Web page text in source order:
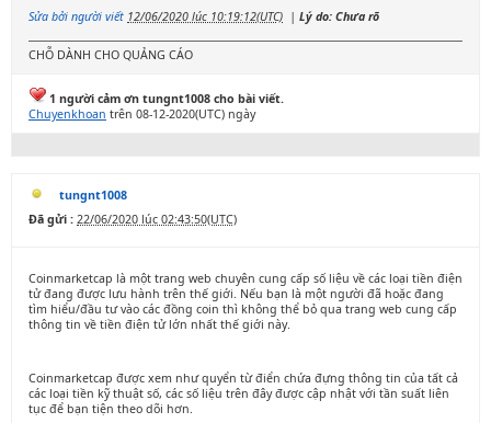
Sửa bởi người viết 12/06/2020 lúc 10:19:12(UTC) | Lý do: Chưa rõ
CHỖ DÀNH CHO QUẢNG CÁO
1 người cảm ơn tungnt1008 cho bài viết.
Chuyenkhoan trên 08-12-2020(UTC) ngày
tungnt1008
Đã gửi : 22/06/2020 lúc 02:43:50(UTC)
Coinmarketcap là một trang web chuyên cung cấp số liệu về các loại tiền điện
tử đang được lưu hành trên thế giới. Nếu bạn là một người đã hoặc đang
tìm hiểu/đầu tư vào các đồng coin thì không thể bỏ qua trang web cung cấp
thông tin về tiền điện tử lớn nhất thế giới này.
Coinmarketcap được xem như quyển từ điển chứa đựng thông tin của tất cả
các loại tiền kỹ thuật số, các số liệu trên đây được cập nhật với tần suất liên
tục để bạn tiện theo dõi hơn.